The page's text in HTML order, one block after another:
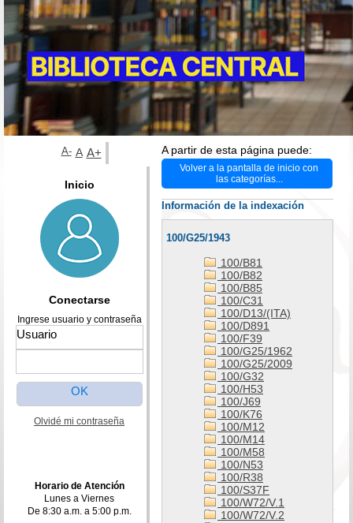
A partir de esta página puede:
Volver a la pantalla de inicio con
las categorías...
Información de la indexación
100/G25/1943
100/B81
100/B82
100/B85
100/C31
100/D13/(ITA)
100/D891
100/F39
100/G25/1962
100/G25/2009
100/G32
100/H53
100/J69
100/K76
100/M12
100/M14
100/M58
100/N53
100/R38
100/S37F
100/W72/V.1
100/W72/V.2
A- A A+
Inicio
Conectarse
Ingrese usuario y contraseña
Olvidé mi contraseña
Horario de Atención
Lunes a Viernes
De 8:30 a.m. a 5:00 p.m.